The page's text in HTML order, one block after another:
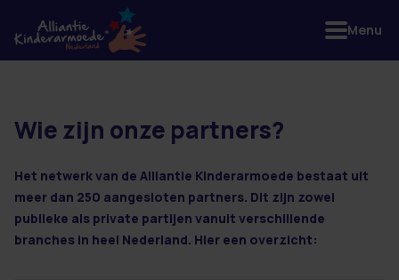
2 resultaten
Wie zijn onze partners?
Het netwerk van de Alliantie Kinderarmoede bestaat uit
meer dan 250 aangesloten partners. Dit zijn zowel
publieke als private partijen vanuit verschillende
branches in heel Nederland. Hier een overzicht:
Menu